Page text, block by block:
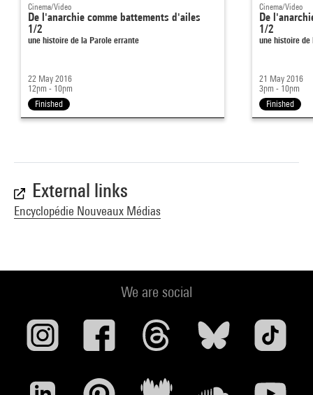
Cinema/Video
De l'anarchie comme battements d'ailes
1/2
une histoire de la Parole errante
22 May 2016
12pm - 10pm
Finished
Cinema/Video
De
1/2
une histoire
21 May 2016
3pm - 10pm
Finished
External links
Encyclopédie Nouveaux Médias
We are social